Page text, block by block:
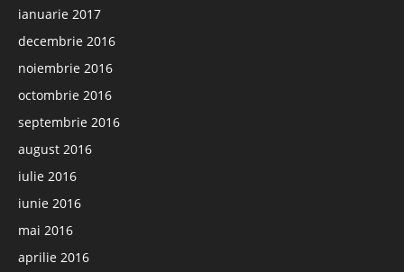
ianuarie 2017
decembrie 2016
noiembrie 2016
octombrie 2016
septembrie 2016
august 2016
iulie 2016
iunie 2016
mai 2016
aprilie 2016